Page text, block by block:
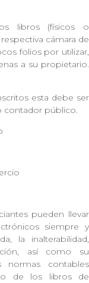
libros (físicos o
cámara de
folios por utilizar,
a su propietario.
esta debe ser
contador público.
pueden llevar
siempre y
la inalterabilidad,
así como su
normas contables
de los libros de